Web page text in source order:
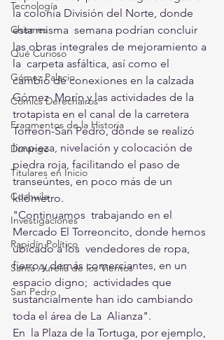
Tecnología
Chismes
Qué Curioso
Gómez Palacio
Comics Derechairos
Fragmentos de la Historia
Durango
Titulares en Inicio
Coahuila
Investigaciones
Rapidín Político
Santa Aurelia de los Vientos
San Pedro
la colonia División del Norte, donde
esta misma  semana podrían concluir
las obras integrales de mejoramiento a
la  carpeta asfáltica, así como el
cambio de conexiones en la calzada
Gómez  Morín y las actividades de la
trotapista en el canal de la carretera
Torreón-San Pedro, donde se realizó
limpieza, nivelación y colocación de
piedra roja, facilitando el paso de
transeúntes, en poco más de un
kilómetro.
"Continuamos  trabajando en el
Mercado El Torreoncito, donde hemos
ubicado a los  vendedores de ropa,
fierro y demás comerciantes, en un
espacio digno;  actividades que
sustancialmente han ido cambiando
toda el área de La  Alianza".
En  la Plaza de la Tortuga, por ejemplo,